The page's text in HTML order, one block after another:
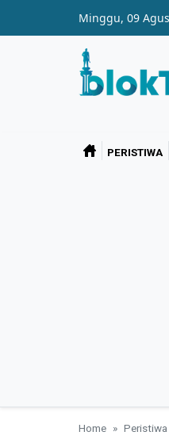
Minggu, 09
PERISTIWA
Home Peristiwa